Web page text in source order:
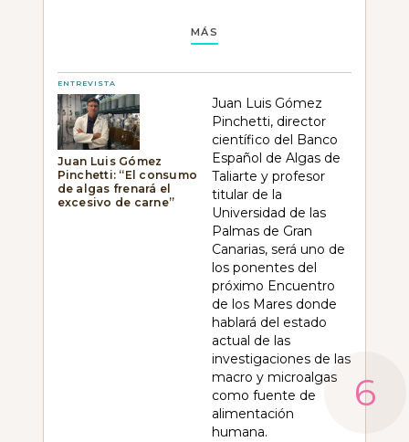
MÁS
ENTREVISTA
Juan Luis Gómez
Pinchetti: “El consumo
de algas frenará el
excesivo de carne”
Juan Luis Gómez
Pinchetti, director
científico del Banco
Español de Algas de
Taliarte y profesor
titular de la
Universidad de las
Palmas de Gran
Canarias, será uno de
los ponentes del
próximo Encuentro
de los Mares donde
hablará del estado
actual de las
investigaciones de las
macro y microalgas
como fuente de
alimentación
humana.